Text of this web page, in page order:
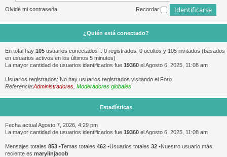
Olvidé mi contraseña Recordar
¿Quién está conectado?
En total hay 105 usuarios conectados :: 0 registrados, 0 ocultos y 105 invitados (basados
en usuarios activos en los últimos 5 minutos)
La mayor cantidad de usuarios identificados fue 19360 el Agosto 6, 2025, 11:08 am
Usuarios registrados: No hay usuarios registrados visitando el Foro
Referencia:Administradores Moderadores globales
Estadísticas
Fecha actual Agosto 7, 2026, 4:29 pm
La mayor cantidad de usuarios identificados fue 19360 el Agosto 6, 2025, 11:08 am
Mensajes totales 853 •Temas totales 462 •Usuarios totales 32 •Nuestro usuario más
reciente es marylinjacob